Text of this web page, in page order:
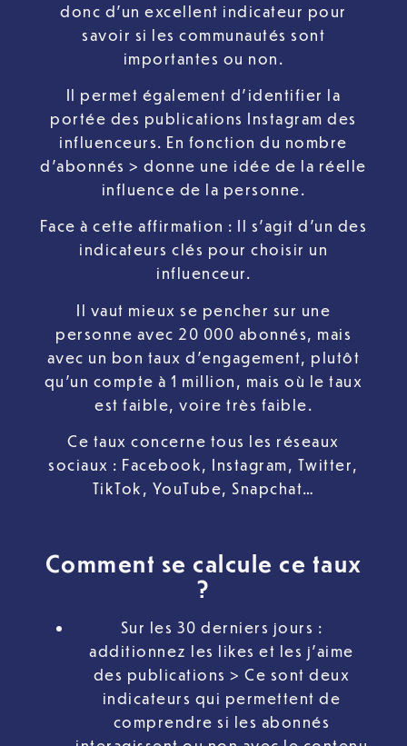
donc d’un excellent indicateur pour
savoir si les communautés sont
importantes ou non.
Il permet également d’identifier la
portée des publications Instagram des
influenceurs. En fonction du nombre
d’abonnés > donne une idée de la réelle
influence de la personne.
Face à cette affirmation : Il s’agit d’un des
indicateurs clés pour choisir un
influenceur.
Il vaut mieux se pencher sur une
personne avec 20 000 abonnés, mais
avec un bon taux d’engagement, plutôt
qu’un compte à 1 million, mais où le taux
est faible, voire très faible.
Ce taux concerne tous les réseaux
sociaux : Facebook, Instagram, Twitter,
TikTok, YouTube, Snapchat…
Comment se calcule ce taux
?
Sur les 30 derniers jours :
additionnez les likes et les j’aime
des publications > Ce sont deux
indicateurs qui permettent de
comprendre si les abonnés